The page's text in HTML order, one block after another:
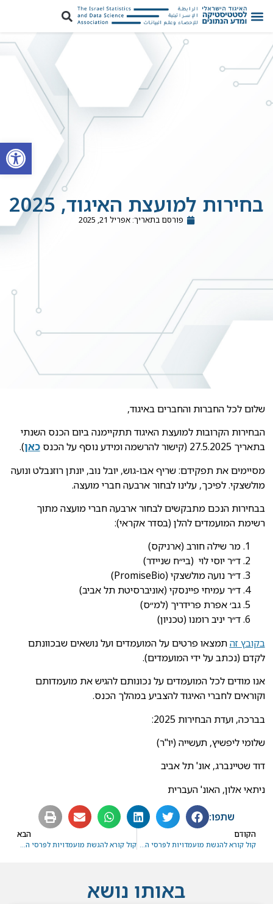
פתח
בחירות למועצת האיגוד, 2025
פורסם בתאריך: אפריל 21, 2025
שלום לכל החברות והחברים באיגוד,
הבחירות הקרובות למועצת האיגוד תתקיימנה ביום הכנס השנתי
בתאריך 27.5.2025 (קישור להרשמה ומידע נוסף על הכנס
כאן).
מסיימים את תפקידם: שריף אבו-גוש, יובל נוב, יונתן רוזנבלט ונועה
מולשצקי. לפיכך, עלינו לבחור ארבעה חברי מועצה.
בבחירות הנכם מתבקשים לבחור ארבעה חברי מועצה מתוך
רשימת המועמדים להלן (בסדר אקראי):
מר שילה חורב (ארניקס)
ד״ר יוסי לוי (בי״ח שניידר)
ד״ר נועה מולשצקי (PromiseBio)
ד״ר עמיחי פיינסקי (אוניברסיטת תל אביב)
גב׳ אפרת פרידריך (למ״ס)
ד״ר יניב רומנו (טכניון)
בקובץ זהתמצאו פרטים על המועמדים ועל נושאים שבכוונתם
לקדם (נכתב על ידי המועמדים).
אנו מודים לכל המועמדים על נכונותם להגיש את מועמדותם
וקוראים לחברי האיגוד להצביע במהלך הכנס.
בברכה, ועדת הבחירות 2025:
שלומי ליפשיץ, תעשייה (יו"ר)
דוד שטיינברג, אונ' תל אביב
ניתאי אלון, האונ' העברית
שתפו:
הקודם
קול קורא להגשת מועמדויות לפרסי האיגוד 2025
הבא
קול קורא להגשת מועמדויות לפרסי האיגוד 2026
באותו נושא